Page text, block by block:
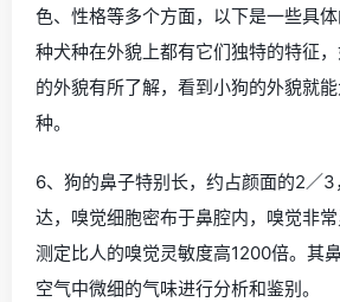
色、性格等多个方面，以下是一些具
种犬种在外貌上都有它们独特的特征
的外貌有所了解，看到小狗的外貌就
种。
6、狗的鼻子特别长，约占颜面的2／
达，嗅觉细胞密布于鼻腔内，嗅觉非
测定比人的嗅觉灵敏度高1200倍。其
空气中微细的气味进行分析和鉴别。